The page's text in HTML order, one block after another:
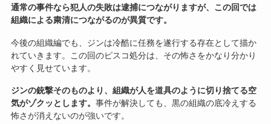
通常の事件なら犯人の失敗は逮捕につながりますが、この回では
組織による粛清につながるのが異質です。
今後の組織編でも、ジンは冷酷に任務を遂行する存在として描か
れていきます。この回のピスコ処分は、その怖さをかなり分かり
やすく見せています。
ジンの銃撃そのものより、組織が人を道具のように切り捨てる空
気がゾクッとします。 事件が解決しても、黒の組織の底冷えする
怖さが消えないのが強いです。